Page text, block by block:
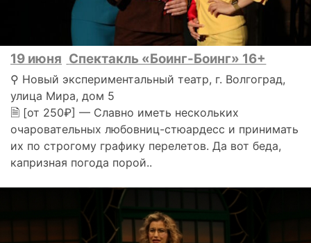
19 июня Спектакль «Боинг-Боинг» 16+
⚲ Новый экспериментальный театр, г. Волгоград,
улица Мира, дом 5
🗎 [от 250₽] — Славно иметь нескольких
очаровательных любовниц-стюардесс и принимать
их по строгому графику перелетов. Да вот беда,
капризная погода порой..